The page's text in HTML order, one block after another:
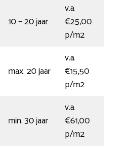
10 – 20 jaar
v.a.
€25,00
p/m2
max. 20 jaar
v.a.
€15,50
p/m2
min. 30 jaar
v.a.
€61,00
p/m2